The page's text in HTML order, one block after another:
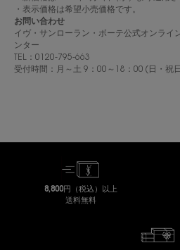
・表示価格は希望小売価格です。
お問い合わせ
イヴ・サンローラン・ボーテ公式オンラ
ンター
TEL：0120-795-663
受付時間：月～土 9：00～18：00 (日・祝
8,800円（税込）以上
送料無料